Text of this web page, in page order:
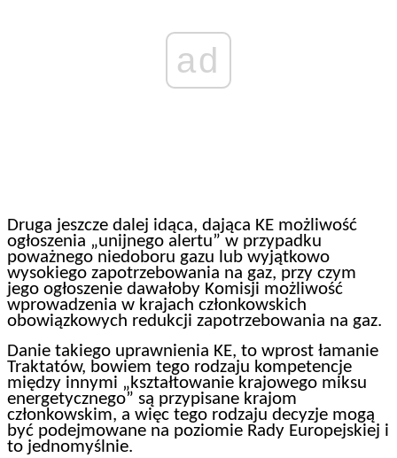
ad
Druga jeszcze dalej idąca, dająca KE możliwość
ogłoszenia „unijnego alertu” w przypadku
poważnego niedoboru gazu lub wyjątkowo
wysokiego zapotrzebowania na gaz, przy czym
jego ogłoszenie dawałoby Komisji możliwość
wprowadzenia w krajach członkowskich
obowiązkowych redukcji zapotrzebowania na gaz.
Danie takiego uprawnienia KE, to wprost łamanie
Traktatów, bowiem tego rodzaju kompetencje
między innymi „kształtowanie krajowego miksu
energetycznego” są przypisane krajom
członkowskim, a więc tego rodzaju decyzje mogą
być podejmowane na poziomie Rady Europejskiej i
to jednomyślnie.